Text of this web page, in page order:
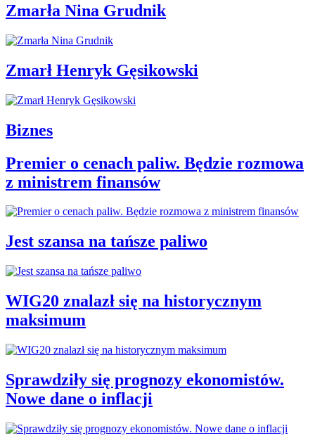
Zmarła Nina Grudnik
Zmarł Henryk Gęsikowski
Biznes
Premier o cenach paliw. Będzie rozmowa
z ministrem finansów
Jest szansa na tańsze paliwo
WIG20 znalazł się na historycznym
maksimum
Sprawdziły się prognozy ekonomistów.
Nowe dane o inflacji